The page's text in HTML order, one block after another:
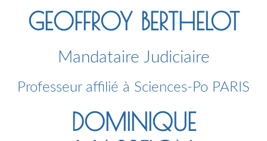
GEOFFROY BERTHELOT
Mandataire Judiciaire
Professeur affilié à Sciences-Po PARIS
DOMINIQUE